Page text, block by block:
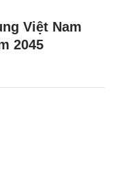
Việt Nam
2045